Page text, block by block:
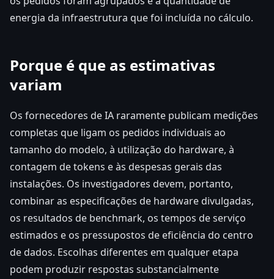
energia da infraestrutura que foi incluída no cálculo.
Porque é que as estimativas
variam
Os fornecedores de IA raramente publicam medições
completas que ligam os pedidos individuais ao
tamanho do modelo, à utilização do hardware, à
contagem de tokens e às despesas gerais das
instalações. Os investigadores devem, portanto,
combinar as especificações de hardware divulgadas,
os resultados de benchmark, os tempos de serviço
estimados e os pressupostos de eficiência do centro
de dados. Escolhas diferentes em qualquer etapa
podem produzir respostas substancialmente